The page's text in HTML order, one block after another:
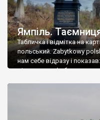
Ямпіль.
Табличка і відмітка на
польський. Zabytkowy
нам себе відразу і
віднести до фабричних,